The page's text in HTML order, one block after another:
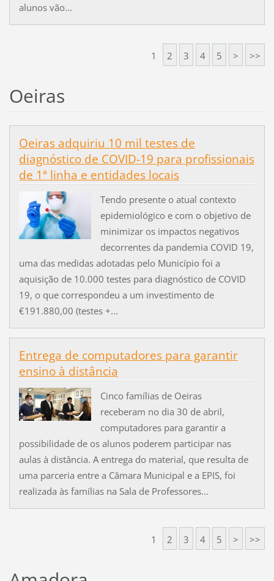
alunos vão...
1 2 3 4 5 > >>
Oeiras
Oeiras adquiriu 10 mil testes de
diagnóstico de COVID-19 para profissionais
de 1ª linha e entidades locais
Tendo presente o atual contexto
epidemiológico e com o objetivo de
minimizar os impactos negativos
decorrentes da pandemia COVID 19,
uma das medidas adotadas pelo Município foi a
aquisição de 10.000 testes para diagnóstico de COVID
19, o que correspondeu a um investimento de
€191.880,00 (testes +...
Entrega de computadores para garantir
ensino à distância
Cinco famílias de Oeiras
receberam no dia 30 de abril,
computadores para garantir a
possibilidade de os alunos poderem participar nas
aulas à distância. A entrega do material, que resulta de
uma parceria entre a Câmara Municipal e a EPIS, foi
realizada às famílias na Sala de Professores...
1 2 3 4 5 > >>